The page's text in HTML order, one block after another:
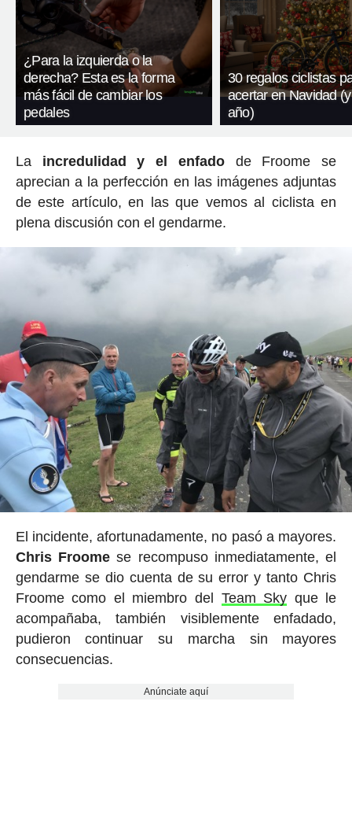
¿Para la izquierda o la
derecha? Esta es la forma
más fácil de cambiar los
pedales
30 regalos ciclistas
acertar en Navidad
año)
La incredulidad y el enfadode Froome se
aprecian a la perfección en las imágenes adjuntas
de este artículo, en las que vemos al ciclista en
plena discusión con el gendarme.
El incidente, afortunadamente, no pasó a mayores.
Chris Froome se recompuso inmediatamente, el
gendarme se dio cuenta de su error y tanto Chris
Froome como el miembro del Team Sky que le
acompañaba, también visiblemente enfadado,
pudieron continuar su marcha sin mayores
consecuencias.
Anúnciate aquí